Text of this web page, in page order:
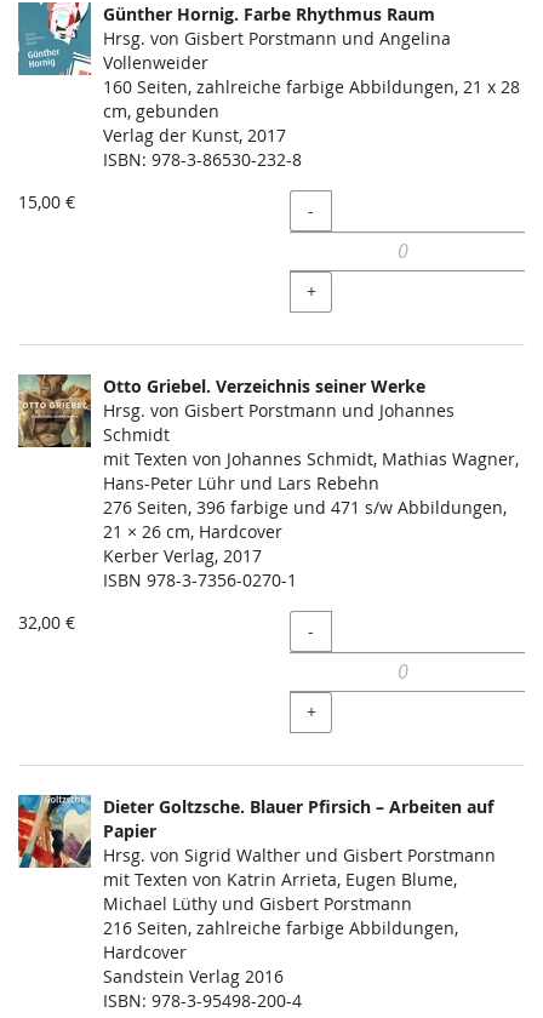
Günther Hornig. Farbe Rhythmus Raum
Hrsg. von Gisbert Porstmann und Angelina
Vollenweider
160 Seiten, zahlreiche farbige Abbildungen, 21 x 28
cm, gebunden
Verlag der Kunst, 2017
ISBN: 978-3-86530-232-8
15,00 €
Menge
-
+
Otto Griebel. Verzeichnis seiner Werke
Hrsg. von Gisbert Porstmann und Johannes
Schmidt
mit Texten von Johannes Schmidt, Mathias Wagner,
Hans-Peter Lühr und Lars Rebehn
276 Seiten, 396 farbige und 471 s/w Abbildungen,
21 × 26 cm, Hardcover
Kerber Verlag, 2017
ISBN 978-3-7356-0270-1
32,00 €
Menge
-
+
Dieter Goltzsche. Blauer Pfirsich – Arbeiten auf
Papier
Hrsg. von Sigrid Walther und Gisbert Porstmann
mit Texten von Katrin Arrieta, Eugen Blume,
Michael Lüthy und Gisbert Porstmann
216 Seiten, zahlreiche farbige Abbildungen,
Hardcover
Sandstein Verlag 2016
ISBN: 978-3-95498-200-4